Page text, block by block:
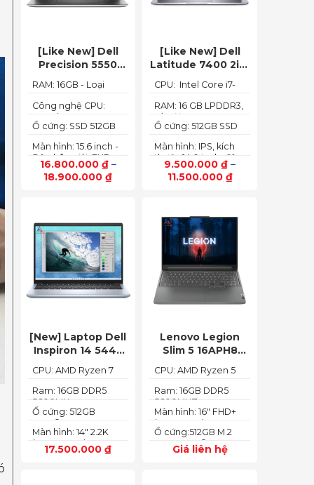
[Like New] Dell
Precision 5550
(Core i7-10850H,
RAM 16GB, SSD
512GB, Nvidia
Quadro T1000 4G,
Màn 15.6” FHD+)
16.800.000 ₫–
18.900.000₫
Màn hình: 15.6 inch -
Độ phân giải: FHD+
(1920 x 1200 px)
Ổ cứng: SSD 512GB
Công nghệ CPU:
Core i7-10750H, 6
nhân, 12 luồng
RAM: 16GB - Loại
[Like New] Dell
Latitude 7400 2in1
TOUCH – Core i7
8665U | Ram 16G |
SSD 512G | màn
hình 14 inch FHD
Cảm ứng x360
9.500.000₫ –
11.500.000 ₫
Màn hình: IPS, kích
thước 14.0 inch, độ
phân giải Full HD
(1920 x 1080)
Ổ cứng: 512GB SSD
RAM: 16 GB LPDDR3,
tốc độ 2133 MHz
CPU: Intel Core i7-
[New] Laptop Dell
Inspiron 14 5445
(Ram 16GB SSD
512GB AMD
Radeon 780M Màn
14inch 2.2K)
17.500.000₫
Màn hình: 14" 2.2K
(2240X1400)
Ổ cứng: 512GB
PCIe® NVMe™ M.2
SSD
Ram: 16GB DDR5
5600MHz
CPU: AMD Ryzen 7
Lenovo Legion
Slim 5 16APH8
RAM 16GB SSD
512GB RTX 4060
16″ FHD+ 144Hz)
Giá liên hệ
Ổ cứng:512GB M.2
2280 PCIe® 4.0 x4
Màn hình: 16" FHD+
(1920x1200) IPS
Ram: 16GB DDR5
5600MHZ
CPU: AMD Ryzen 5